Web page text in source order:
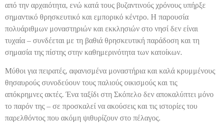
από την αρχαιότητα, ενώ κατά τους βυζαντινούς χρόνους υπήρξε
σημαντικό θρησκευτικό και εμπορικό κέντρο. Η παρουσία
πολυάριθμων μοναστηριών και εκκλησιών στο νησί δεν είναι
τυχαία – συνδέεται με τη βαθιά θρησκευτική παράδοση και τη
σημασία της πίστης στην καθημερινότητα των κατοίκων.
Μύθοι για πειρατές, αφανισμένα μοναστήρια και καλά κρυμμένους
θησαυρούς συνοδεύουν τους παλιούς οικισμούς και τις
απόκρημνες ακτές. Ένα ταξίδι στη Σκόπελο δεν αποκαλύπτει μόνο
το παρόν της – σε προσκαλεί να ακούσεις και τις ιστορίες του
παρελθόντος που ακόμη ψιθυρίζουν στο πέλαγος.